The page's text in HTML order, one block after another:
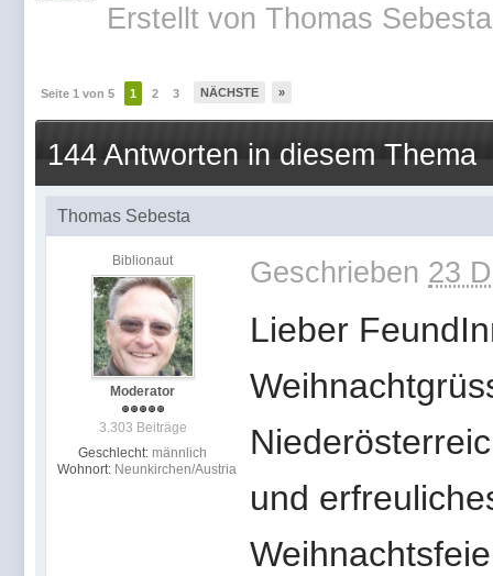
Erstellt von Thomas
Seite 1 von 5 1 2 3 NÄCHSTE »
144 Antworten in diesem Thema
Thomas Sebesta
Biblionaut
Moderator
3.303 Beiträge
Geschlecht: männlich
Wohnort: Neunkirchen/Austria
Geschrieben 23
Lieber
und